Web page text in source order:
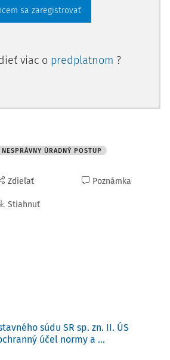
tohto záznamu bol zápis vecného
P., prič
sa zaregistrovať
viac o predplatnom ?
NESPRÁVNY ÚRADNÝ POSTUP
Zdieľať
Stiahnuť
Poznámka
súdu SR sp. zn. II. ÚS
účel normy a ...